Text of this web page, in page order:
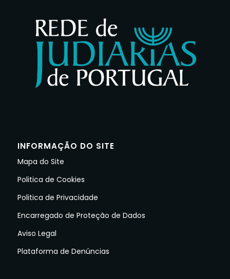
INFORMAÇÃO DO SITE
Mapa do Site
Politica de Cookies
Politica de Privacidade
Encarregado de Proteção de Dados
Aviso Legal
Plataforma de Denúncias